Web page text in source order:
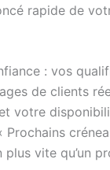
rapide de
: vos
de clients
votre
vite qu’un